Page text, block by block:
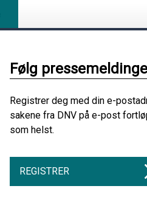
Følg
Registrer deg med din e-
sakene fra DNV på e-post
som helst.
REGISTRER